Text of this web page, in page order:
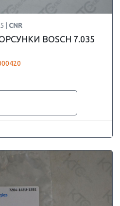
| CNR
BOSCH 7.035